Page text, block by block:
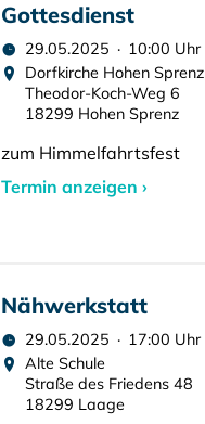
Gottesdienst
29.05.2025 · 10:00 Uhr
Dorfkirche Hohen Sprenz
Theodor-Koch-Weg 6
18299 Hohen Sprenz
zum Himmelfahrtsfest
Termin anzeigen ›
Nähwerkstatt
29.05.2025 · 17:00 Uhr
Alte Schule
Straße des Friedens 48
18299 Laage